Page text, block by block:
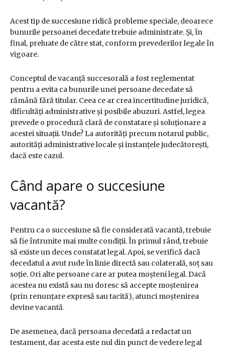
Acest tip de succesiune ridică probleme speciale, deoarece
bunurile persoanei decedate trebuie administrate. Și, în
final, preluate de către stat, conform prevederilor legale în
vigoare.
Conceptul de vacanță succesorală a fost reglementat
pentru a evita ca bunurile unei persoane decedate să
rămână fără titular. Ceea ce ar crea incertitudine juridică,
dificultăți administrative și posibile abuzuri. Astfel, legea
prevede o procedură clară de constatare și soluționare a
acestei situații. Unde? La autorități precum notarul public,
autorități administrative locale și instanțele judecătorești,
dacă este cazul.
Când apare o succesiune
vacantă?
Pentru ca o succesiune să fie considerată vacantă, trebuie
să fie întrunite mai multe condiții. În primul rând, trebuie
să existe un deces constatat legal. Apoi, se verifică dacă
decedatul a avut rude în linie directă sau colaterală, soț sau
soție. Ori alte persoane care ar putea moșteni legal. Dacă
acestea nu există sau nu doresc să accepte moștenirea
(prin renunțare expresă sau tacită), atunci moștenirea
devine vacantă.
De asemenea, dacă persoana decedată a redactat un
testament, dar acesta este nul din punct de vedere legal